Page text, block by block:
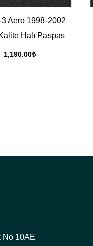
Aero 1998-2002
Halı Paspas
1,190.00₺
No 10AE